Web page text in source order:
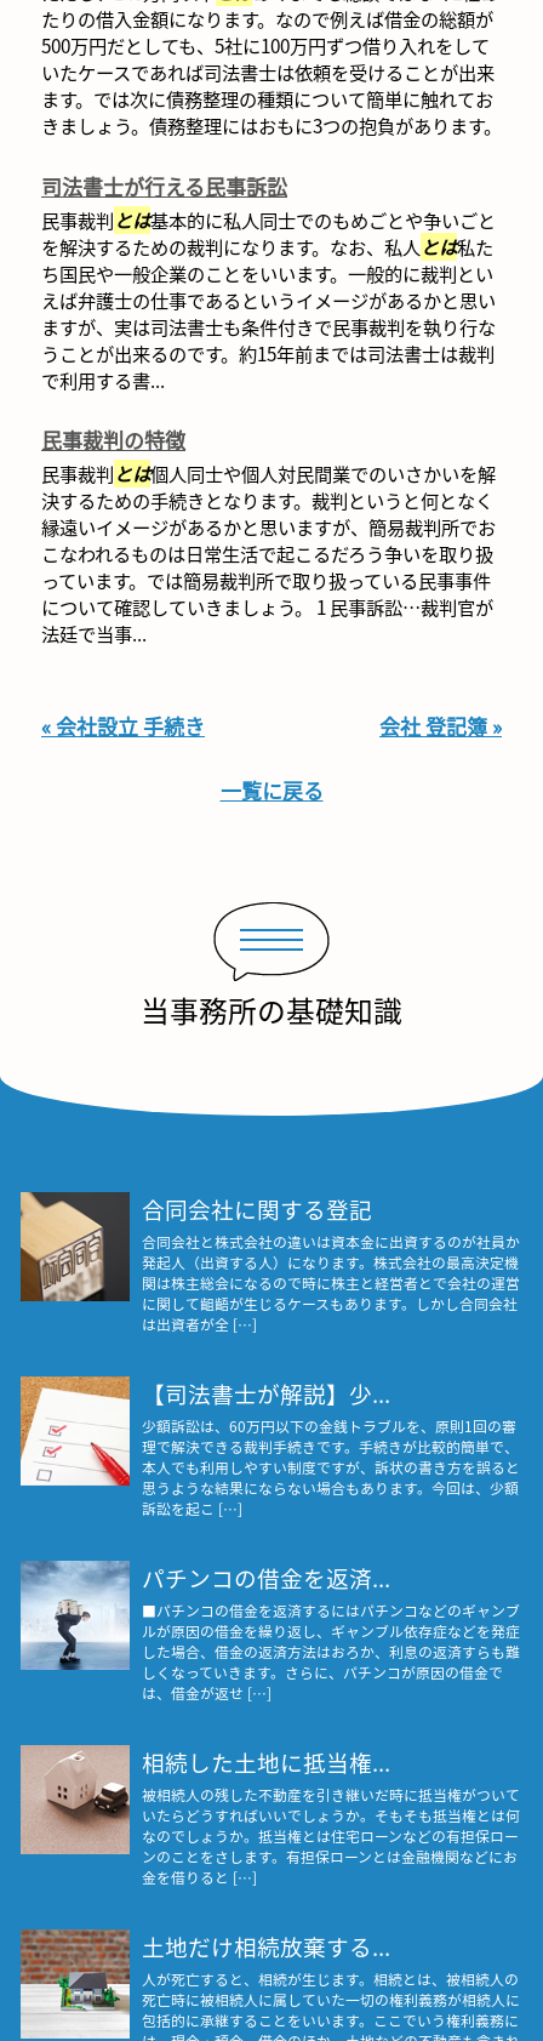
たりの借入金額になります。なので例えば借金の総額が
500万円だとしても、5社に100万円ずつ借り入れをして
いたケースであれば司法書士は依頼を受けることが出来
ます。では次に債務整理の種類について簡単に触れてお
きましょう。債務整理にはおもに3つの抱負があります。
司法書士が行える民事訴訟
民事裁判とは基本的に私人同士でのもめごとや争いごと
を解決するための裁判になります。なお、私人とは私た
ち国民や一般企業のことをいいます。一般的に裁判とい
えば弁護士の仕事であるというイメージがあるかと思い
ますが、実は司法書士も条件付きで民事裁判を執り行な
うことが出来るのです。約15年前までは司法書士は裁判
で利用する書...
民事裁判の特徴
民事裁判とは個人同士や個人対民間業でのいさかいを解
決するための手続きとなります。裁判というと何となく
縁遠いイメージがあるかと思いますが、簡易裁判所でお
こなわれるものは日常生活で起こるだろう争いを取り扱
っています。では簡易裁判所で取り扱っている民事事件
について確認していきましょう。 1 民事訴訟…裁判官が
法廷で当事...
« 会社設立 手続き 会社 登記簿 »
一覧に戻る
当事務所の基礎知識
合同会社に関する登記
合同会社と株式会社の違いは資本金に出資するのが社員か
発起人（出資する人）になります。株式会社の最高決定機
関は株主総会になるので時に株主と経営者とで会社の運営
に関して齟齬が生じるケースもあります。しかし合同会社
は出資者が全 […]
【司法書士が解説】少...
少額訴訟は、60万円以下の金銭トラブルを、原則1回の審
理で解決できる裁判手続きです。手続きが比較的簡単で、
本人でも利用しやすい制度ですが、訴状の書き方を誤ると
思うような結果にならない場合もあります。今回は、少額
訴訟を起こ […]
パチンコの借金を返済...
■パチンコの借金を返済するにはパチンコなどのギャンブ
ルが原因の借金を繰り返し、ギャンブル依存症などを発症
した場合、借金の返済方法はおろか、利息の返済すらも難
しくなっていきます。さらに、パチンコが原因の借金で
は、借金が返せ […]
相続した土地に抵当権...
被相続人の残した不動産を引き継いだ時に抵当権がついて
いたらどうすればいいでしょうか。そもそも抵当権とは何
なのでしょうか。抵当権とは住宅ローンなどの有担保ロー
ンのことをさします。有担保ローンとは金融機関などにお
金を借りると […]
土地だけ相続放棄する...
人が死亡すると、相続が生じます。相続とは、被相続人の
死亡時に被相続人に属していた一切の権利義務が相続人に
包括的に承継することをいいます。ここでいう権利義務に